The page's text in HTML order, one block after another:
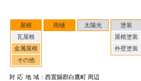
屋根
瓦屋根
金属屋根
その他
雨樋 太陽光
塗装
屋根塗装
外壁塗装
対応地域：西置賜郡白鷹町 周辺